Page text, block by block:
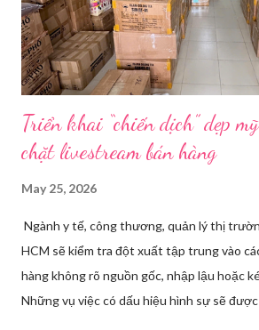
hội Mùa đông. “Người già như tụi ông
Triển khai “chiến dịch” dẹp
chặt livestream bán hàng
May 25, 2026
Ngành y tế, công thương, quản lý thị
HCM sẽ kiểm tra đột xuất tập trung vào
hàng không rõ nguồn gốc, nhập lậu hoặc
Những vụ việc có dấu hiệu hình sự sẽ